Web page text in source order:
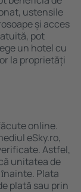
ustensile
și acces
pot
un hotel cu
la proprietăți
online.
eSky.ro,
Astfel,
unitatea de
Plata
plată sau prin